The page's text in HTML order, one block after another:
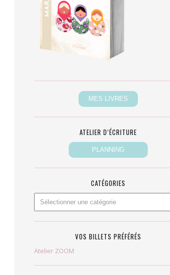
ATELIER D’ÉCRITURE
CATÉGORIES
VOS BILLETS PRÉFÉRÉS
Atelier ZOOM